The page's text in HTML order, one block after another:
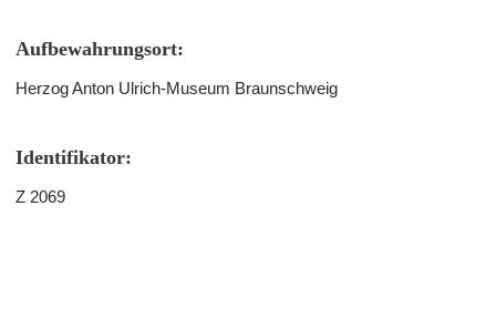
Aufbewahrungsort:
Herzog Anton Ulrich-Museum Braunschweig
Identifikator:
Z 2069